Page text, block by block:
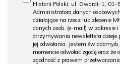
Historii Polski, ul. Gwardii 1, 01-
Administratora danych
działające na rzecz lub zlecenie
danych osob. (e-mail) w zakresie
otrzymywania newslettera
jej odwołania. Jestem
momencie odwołać zgodę oraz że
zgodność z prawem